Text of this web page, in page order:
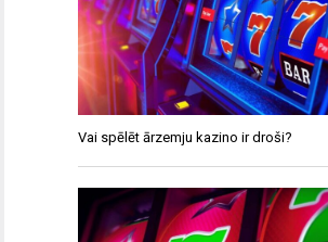
Vai spēlēt ārzemju kazino ir droši?